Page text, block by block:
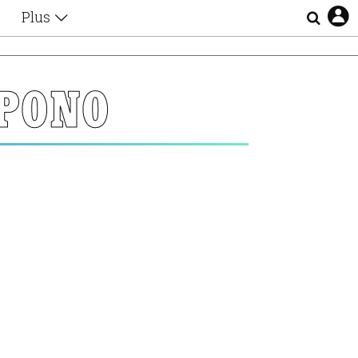
Plus
Αφιερώματα
Ζώδια